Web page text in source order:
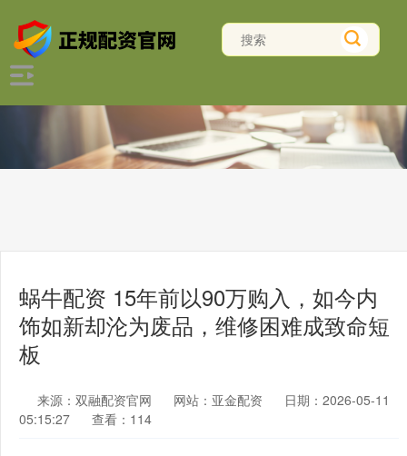
蜗牛配资 15年前以90万购入，如今内
饰如新却沦为废品，维修困难成致命短
板
来源：双融配资官网 网站：亚金配资
日期：2026-05-11
05:15:27
查看：114